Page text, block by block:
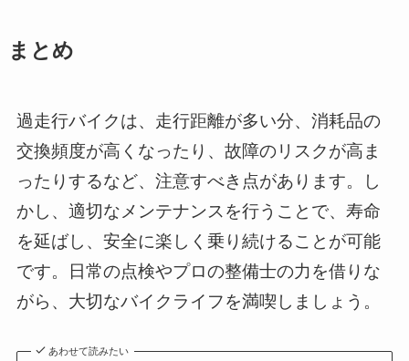
まとめ
過走行バイクは、走行距離が多い分、消耗品の
交換頻度が高くなったり、故障のリスクが高ま
ったりするなど、注意すべき点があります。し
かし、適切なメンテナンスを行うことで、寿命
を延ばし、安全に楽しく乗り続けることが可能
です。日常の点検やプロの整備士の力を借りな
がら、大切なバイクライフを満喫しましょう。
あわせて読みたい